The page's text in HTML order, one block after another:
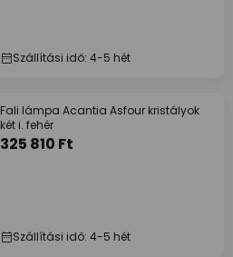
Szállítási idő: 4-5 hét
Fali lámpa Acantia Asfour kristályok
két i. fehér
325 810 Ft
Szállítási idő: 4-5 hét